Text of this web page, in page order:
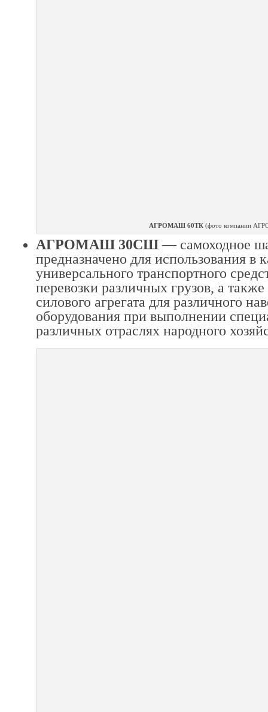
АГРОМАШ 60ТК(фото компании
АГРОМАШ 30СШ— самоходное
предназначено для использования в
универсального транспортного
перевозки различных грузов, а также
силового агрегата для различного
оборудования при выполнении
различных отраслях народного